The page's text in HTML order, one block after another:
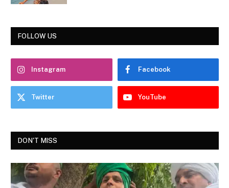
FOLLOW US
Instagram Facebook
Twitter YouTube
DON'T MISS